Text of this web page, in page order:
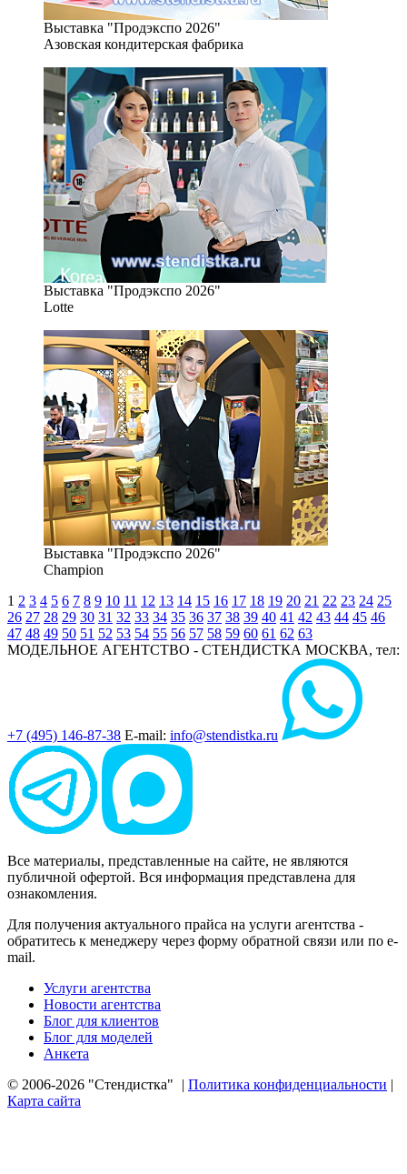
Выставка "Продэкспо 2026"
Азовская кондитерская фабрика
Выставка "Продэкспо 2026"
Lotte
Выставка "Продэкспо 2026"
Champion
1 2 3 4 5 6 7 8 9 10 11 12 13 14 15 16 17 18 19 20 21 22 23 24 25
26 27 28 29 30 31 32 33 34 35 36 37 38 39 40 41 42 43 44 45 46
47 48 49 50 51 52 53 54 55 56 57 58 59 60 61 62 63
МОДЕЛЬНОЕ АГЕНТСТВО - СТЕНДИСТКА МОСКВА, тел:
+7 (495) 146-87-38 E-mail: info@stendistka.ru
Все материалы, представленные на сайте, не являются
публичной офертой. Вся информация представлена для
ознакомления.
Для получения актуального прайса на услуги агентства -
обратитесь к менеджеру через форму обратной связи или по e-
mail.
Услуги агентства
Новости агентства
Блог для клиентов
Блог для моделей
Анкета
© 2006-2026 "Стендистка"
| Политика конфиденциальности |
Карта сайта